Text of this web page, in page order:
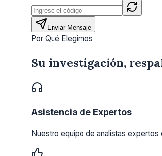
Enviar Mensaje
Por Qué Elegirnos
Su investigación,
Asistencia de Expertos
Nuestro equipo de analistas